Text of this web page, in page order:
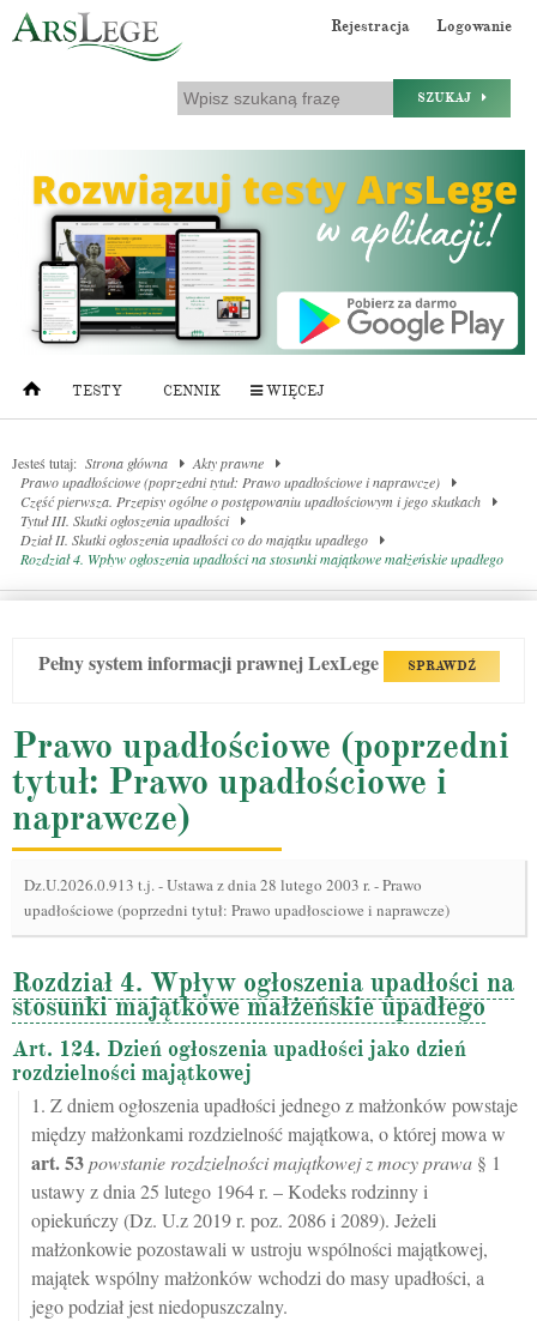
Rejestracja Logowanie
SZUKAJ
TESTY CENNIK WIĘCEJ
Jesteś tutaj: Strona główna
Akty prawne
Prawo upadłościowe (poprzedni tytuł: Prawo upadłościowe i naprawcze)
Część pierwsza. Przepisy ogólne o postępowaniu upadłościowym i jego skutkach
Tytuł III. Skutki ogłoszenia upadłości
Dział II. Skutki ogłoszenia upadłości co do majątku upadłego
Rozdział 4. Wpływ ogłoszenia upadłości na stosunki majątkowe małżeńskie upadłego
Pełny system informacji prawnej LexLege SPRAWDŹ
Prawo upadłościowe (poprzedni
tytuł: Prawo upadłościowe i
naprawcze)
Dz.U.2026.0.913 t.j.-Ustawa z dnia 28 lutego 2003 r. - Prawo
upadłościowe (poprzedni tytuł: Prawo upadłosciowe i naprawcze)
Rozdział 4. Wpływ ogłoszenia upadłości na
stosunki majątkowe małżeńskie upadłego
Art. 124. Dzień ogłoszenia upadłości jako dzień
rozdzielności majątkowej
1. Z dniem ogłoszenia upadłości jednego z małżonków powstaje
między małżonkami rozdzielność majątkowa, o której mowa w
art.53powstanie rozdzielności majątkowej z mocy prawa § 1
ustawy z dnia 25 lutego 1964 r. – Kodeks rodzinny i
opiekuńczy (Dz. U.z 2019 r. poz. 2086 i 2089). Jeżeli
małżonkowie pozostawali w ustroju wspólności majątkowej,
majątek wspólny małżonków wchodzi do masy upadłości, a
jego podział jest niedopuszczalny.